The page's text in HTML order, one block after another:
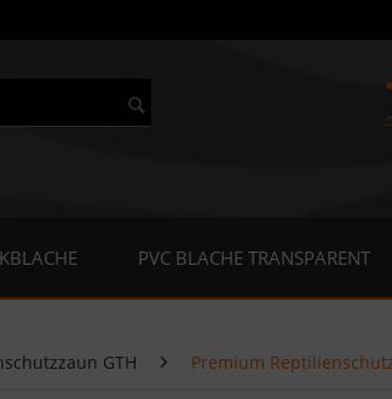
PVC BLACHE TRANSPARENT
GTH Premium